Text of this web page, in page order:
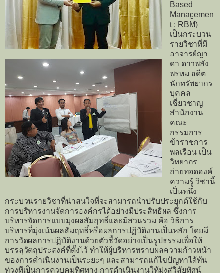
Based
Managemen
t : RBM)
เป็นกระบวน
รายวิชาที่มี
อาจารย์ญา
ดา ดาวพลัง
พรหม อดีต
นักทรัพยากร
บุคคล
เชี่ยวชาญ
สำนักงาน
คณะ
กรรมการ
ข้าราชการ
พลเรือน เป็น
วิทยากร
ถ่ายทอดองค์
ความรู้ วิชานี้
เป็นหนึ่ง
กระบวนรายวิชาที่น่าสนใจที่จะสามารถนำปรับประยุกต์ใช้กับ
การบริหารงานจัดการองค์กรได้อย่างมีประสิทธิผล ซึ่งการ
บริหารจัดการแบบมุ่งผลสัมฤทธิ์และมีส่วนร่วม คือ วิธีการ
บริหารที่มุ่งเน้นผลสัมฤทธิ์หรือผลการปฏิบัติงานเป็นหลัก โดยมี
การวัดผลการปฏิบัติงานด้วยตัวชี้วัดอย่างเป็นรูปธรรมเพื่อให้
บรรลุวัตถุประสงค์ที่ตั้งไว้ ทำให้ผู้บริหารทราบผลความก้าวหน้า
ของการดำเนินงานเป็นระยะๆ และสามารถแก้ไขปัญหาได้ทัน
ท่วงทีเป็นการควบคุมทิศทาง การดำเนินงานให้มุ่งสู่วิสัยทัศน์